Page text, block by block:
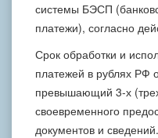
системы БЭСП
платежи), согласно
Срок обработки и
платежей в рублях РФ
превышающий 3-х
своевременного
документов и сведений.